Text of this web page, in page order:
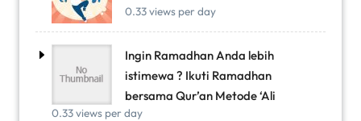
0.33 views per day
Ingin Ramadhan Anda lebih
istimewa ? Ikuti Ramadhan
bersama Qur’an Metode ‘Ali
0.33 views per day